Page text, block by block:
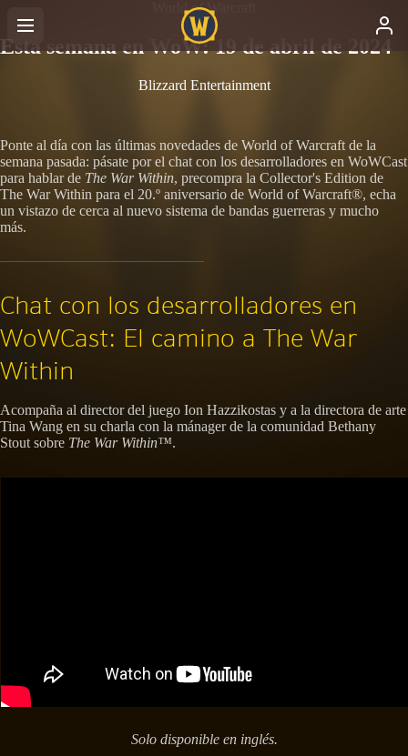
World of Warcraft
Esta semana en WoW: 19 de abril de 2024
Blizzard Entertainment
Ponte al día con las últimas novedades de World of Warcraft de la
semana pasada: pásate por el chat con los desarrolladores en WoWCast
para hablar de The War Within, precompra la Collector's Edition de
The War Within para el 20.º aniversario de World of Warcraft®, echa
un vistazo de cerca al nuevo sistema de bandas guerreras y mucho
más.
Chat con los desarrolladores en
WoWCast: El camino a The War
Within
Acompaña al director del juego Ion Hazzikostas y a la directora de arte
Tina Wang en su charla con la mánager de la comunidad Bethany
Stout sobre The War Within™.
Solo disponible en inglés.